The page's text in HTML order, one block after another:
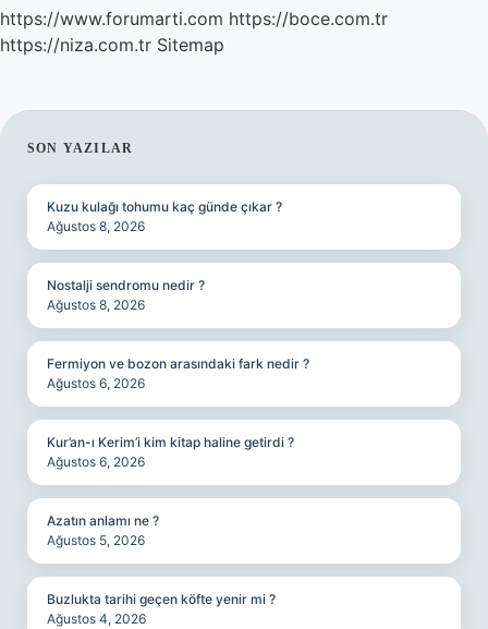
Hakkımızda
https://www.forumarti.com https://boce.com.tr
https://niza.com.tr Sitemap
SIDEBAR
SON YAZILAR
Kuzu kulağı tohumu kaç günde çıkar ?
Ağustos 8, 2026
Nostalji sendromu nedir ?
Ağustos 8, 2026
Fermiyon ve bozon arasındaki fark nedir ?
Ağustos 6, 2026
Kur’an-ı Kerim’i kim kitap haline getirdi ?
Ağustos 6, 2026
Azatın anlamı ne ?
Ağustos 5, 2026
Buzlukta tarihi geçen köfte yenir mi ?
Ağustos 4, 2026